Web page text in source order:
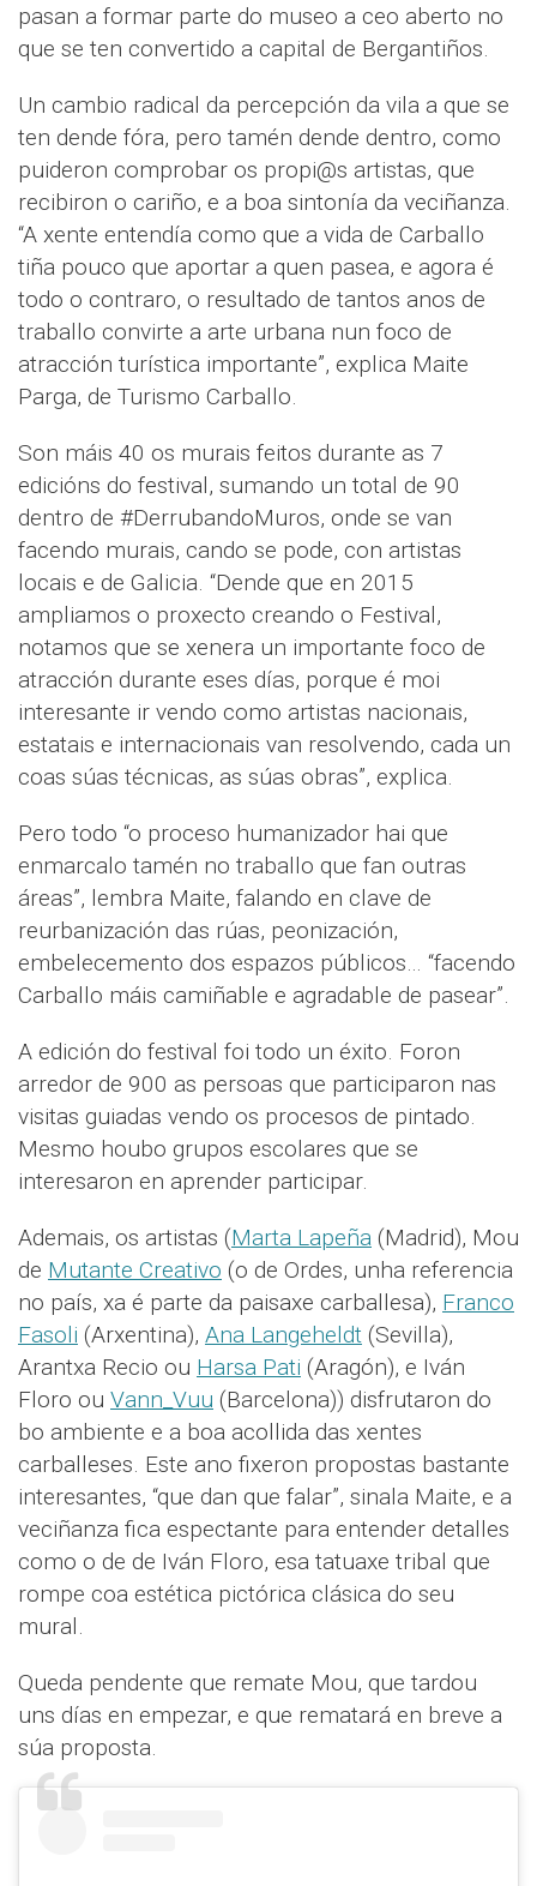
pasan a formar parte do museo a ceo aberto no
que se ten convertido a capital de Bergantiños.
Un cambio radical da percepción da vila a que se
ten dende fóra, pero tamén dende dentro, como
puideron comprobar os propi@s artistas, que
recibiron o cariño, e a boa sintonía da veciñanza.
“A xente entendía como que a vida de Carballo
tiña pouco que aportar a quen pasea, e agora é
todo o contraro, o resultado de tantos anos de
traballo convirte a arte urbana nun foco de
atracción turística importante”, explica Maite
Parga, de Turismo Carballo.
Son máis 40 os murais feitos durante as 7
edicións do festival, sumando un total de 90
dentro de #DerrubandoMuros, onde se van
facendo murais, cando se pode, con artistas
locais e de Galicia. “Dende que en 2015
ampliamos o proxecto creando o Festival,
notamos que se xenera un importante foco de
atracción durante eses días, porque é moi
interesante ir vendo como artistas nacionais,
estatais e internacionais van resolvendo, cada un
coas súas técnicas, as súas obras”, explica.
Pero todo “o proceso humanizador hai que
enmarcalo tamén no traballo que fan outras
áreas”, lembra Maite, falando en clave de
reurbanización das rúas, peonización,
embelecemento dos espazos públicos… “facendo
Carballo máis camiñable e agradable de pasear”.
A edición do festival foi todo un éxito. Foron
arredor de 900 as persoas que participaron nas
visitas guiadas vendo os procesos de pintado.
Mesmo houbo grupos escolares que se
interesaron en aprender participar.
Ademais, os artistas (Marta Lapeña (Madrid), Mou
de Mutante Creativo (o de Ordes, unha referencia
no país, xa é parte da paisaxe carballesa), Franco
Fasoli (Arxentina), Ana Langeheldt (Sevilla),
Arantxa Recio ou Harsa Pati (Aragón), e Iván
Floro ou Vann_Vuu (Barcelona)) disfrutaron do
bo ambiente e a boa acollida das xentes
carballeses. Este ano fixeron propostas bastante
interesantes, “que dan que falar”, sinala Maite, e a
veciñanza fica espectante para entender detalles
como o de de Iván Floro, esa tatuaxe tribal que
rompe coa estética pictórica clásica do seu
mural.
Queda pendente que remate Mou, que tardou
uns días en empezar, e que rematará en breve a
súa proposta.